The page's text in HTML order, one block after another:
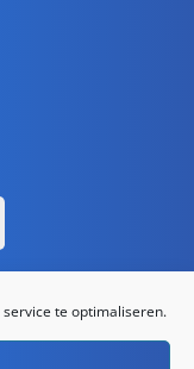
te optimaliseren.